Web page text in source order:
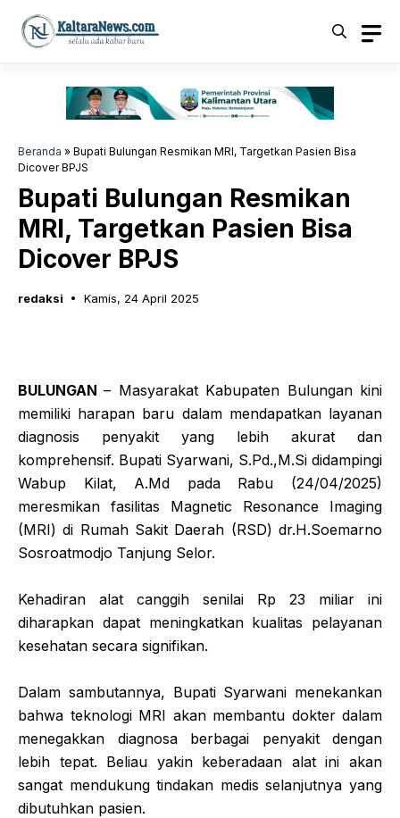
Langsung
Beranda » Bupati Bulungan Resmikan MRI, Targetkan Pasien Bisa
Dicover BPJS
Bupati Bulungan Resmikan
MRI, Targetkan Pasien Bisa
Dicover BPJS
redaksi Kamis, 24 April 2025
BULUNGAN– Masyarakat Kabupaten Bulungan kini
memiliki harapan baru dalam mendapatkan layanan
diagnosis penyakit yang lebih akurat dan
komprehensif. Bupati Syarwani, S.Pd.,M.Si didampingi
Wabup Kilat, A.Md pada Rabu (24/04/2025)
meresmikan fasilitas Magnetic Resonance Imaging
(MRI) di Rumah Sakit Daerah (RSD) dr.H.Soemarno
Sosroatmodjo Tanjung Selor.
Kehadiran alat canggih senilai Rp 23 miliar ini
diharapkan dapat meningkatkan kualitas pelayanan
kesehatan secara signifikan.
Dalam sambutannya, Bupati Syarwani menekankan
bahwa teknologi MRI akan membantu dokter dalam
menegakkan diagnosa berbagai penyakit dengan
lebih tepat. Beliau yakin keberadaan alat ini akan
sangat mendukung tindakan medis selanjutnya yang
dibutuhkan pasien.